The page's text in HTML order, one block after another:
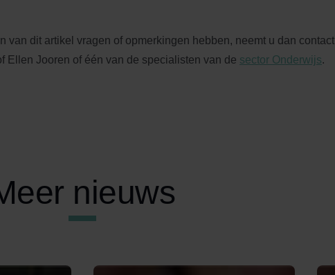
van dit artikel vragen of opmerkingen hebben, neemt u dan contact
Ellen Jooren of één van de specialisten van de sector Onderwijs.
nieuws